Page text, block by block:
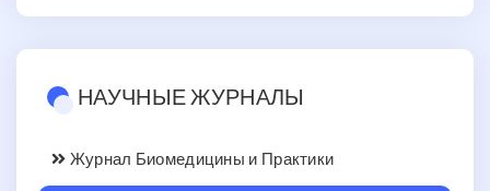
НАУЧНЫЕ ЖУРНАЛЫ
Журнал Биомедицины и Практики